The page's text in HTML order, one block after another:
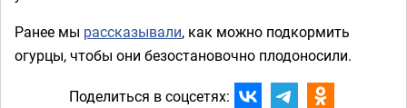
Ранее мы рассказывали, как можно подкормить
огурцы, чтобы они безостановочно плодоносили.
Поделиться в соцсетях: